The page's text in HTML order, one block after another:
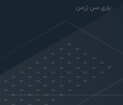
پاری سن ژرمن